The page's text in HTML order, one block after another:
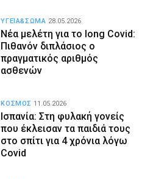
Νέα μελέτη για το long Covid:
Πιθανόν διπλάσιος ο
πραγματικός αριθμός
ασθενών
ΥΓΕΙΑ&ΣΩΜΑ 28.05.2026
Ισπανία: Στη φυλακή γονείς
που έκλεισαν τα παιδιά τους
στο σπίτι για 4 χρόνια λόγω
Covid
ΚΟΣΜΟΣ 11.05.2026